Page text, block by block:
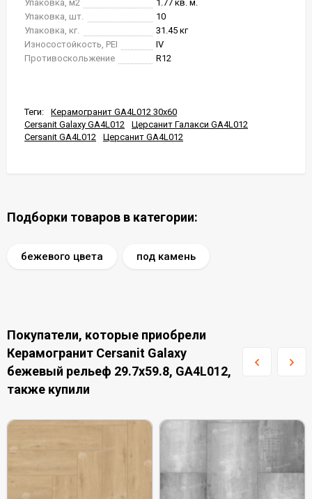
Упаковка, м2
1.77 кв. м.
Упаковка, шт.
10
Упаковка, кг.
31.45 кг
Износостойкость, PEI
IV
Противоскольжение
R12
Теги:
Керамогранит GA4L012 30x60
Cersanit Galaxy GA4L012
Церсанит Галакси GA4L012
Cersanit GA4L012
Церсанит GA4L012
Подборки товаров в категории:
бежевого цвета под камень
Покупатели, которые приобрели
Керамогранит Cersanit Galaxy
бежевый рельеф 29.7x59.8, GA4L012,
также купили